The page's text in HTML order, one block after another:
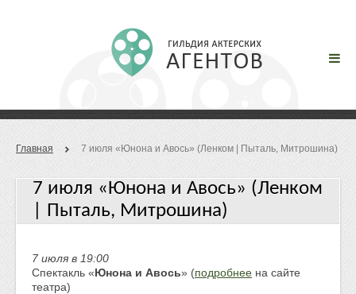
Главная 7 июля «Юнона и Авось» (Ленком | Пыталь, Митрошина)
7 июля «Юнона и Авось» (Ленком
| Пыталь, Митрошина)
7 июля в 19:00
Спектакль «Юнона и Авось» (подробнее на сайте
театра)